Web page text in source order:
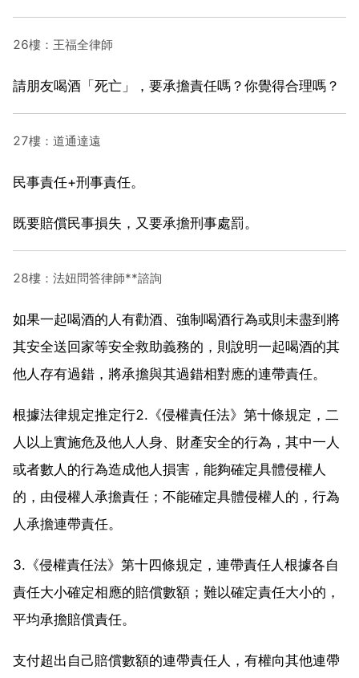
26樓：王福全律師
請朋友喝酒「死亡」，要承擔責任嗎？你覺得合理嗎？
27樓：道通達遠
民事責任+刑事責任。
既要賠償民事損失，又要承擔刑事處罰。
28樓：法妞問答律師**諮詢
如果一起喝酒的人有勸酒、強制喝酒行為或則未盡到將
其安全送回家等安全救助義務的，則說明一起喝酒的其
他人存有過錯，將承擔與其過錯相對應的連帶責任。
根據法律規定推定行2.《侵權責任法》第十條規定，二
人以上實施危及他人人身、財產安全的行為，其中一人
或者數人的行為造成他人損害，能夠確定具體侵權人
的，由侵權人承擔責任；不能確定具體侵權人的，行為
人承擔連帶責任。
3.《侵權責任法》第十四條規定，連帶責任人根據各自
責任大小確定相應的賠償數額；難以確定責任大小的，
平均承擔賠償責任。
支付超出自己賠償數額的連帶責任人，有權向其他連帶